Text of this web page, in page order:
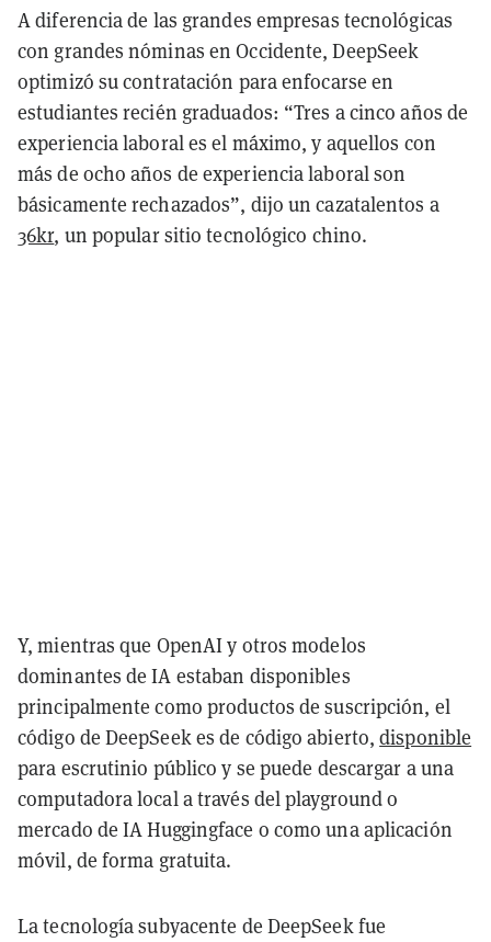
A diferencia de las grandes empresas tecnológicas
con grandes nóminas en Occidente, DeepSeek
optimizó su contratación para enfocarse en
estudiantes recién graduados: “Tres a cinco años de
experiencia laboral es el máximo, y aquellos con
más de ocho años de experiencia laboral son
básicamente rechazados”, dijo un cazatalentos a
36kr, un popular sitio tecnológico chino.
Y, mientras que OpenAI y otros modelos
dominantes de IA estaban disponibles
principalmente como productos de suscripción, el
código de DeepSeek es de código abierto,disponible
para escrutinio público y se puede descargar a una
computadora local a través del playground o
mercado de IA Huggingface o como una aplicación
móvil, de forma gratuita.
La tecnología subyacente de DeepSeek fue